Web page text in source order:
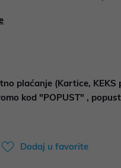
plaćanje (Kartice, KEKS
kod "POPUST" ,
Dodaj u favorite